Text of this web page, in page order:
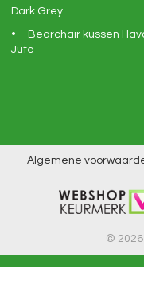
Dark Grey
Bearchair kussen
Jute
Algemene
© 2026